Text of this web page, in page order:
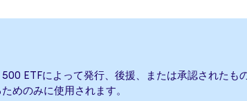
500 ETFによって発行、後援、または承認された
めのみに使用されます。